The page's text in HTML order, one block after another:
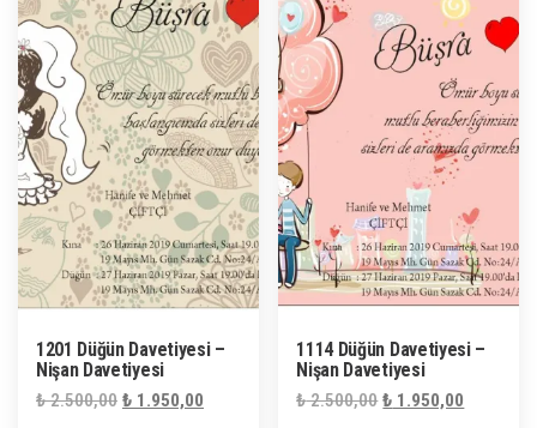
1201 Düğün Davetiyesi –
Nişan Davetiyesi
₺2.500,00 Orijinal
₺ 1.950,00
1114 Düğün Davetiyesi –
Nişan Davetiyesi
₺2.500,00 Orijinal
₺ 1.950,00